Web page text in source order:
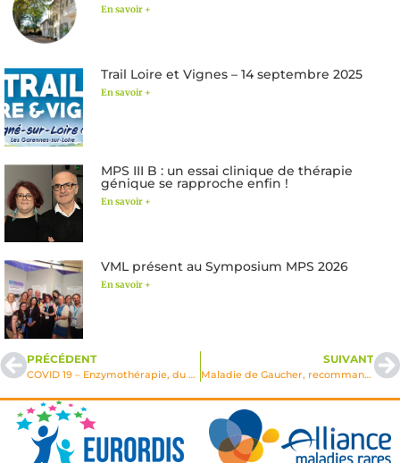
En savoir +
Trail Loire et Vignes – 14 septembre 2025
En savoir +
MPS III B : un essai clinique de thérapie
génique se rapproche enfin !
En savoir +
VML présent au Symposium MPS 2026
En savoir +
PRÉCÉDENT
COVID 19 – Enzymothérapie, du maintien des perfusions…ou non
SUIVANT
Maladie de Gaucher, recommandations vis-à-vis du COVID-19